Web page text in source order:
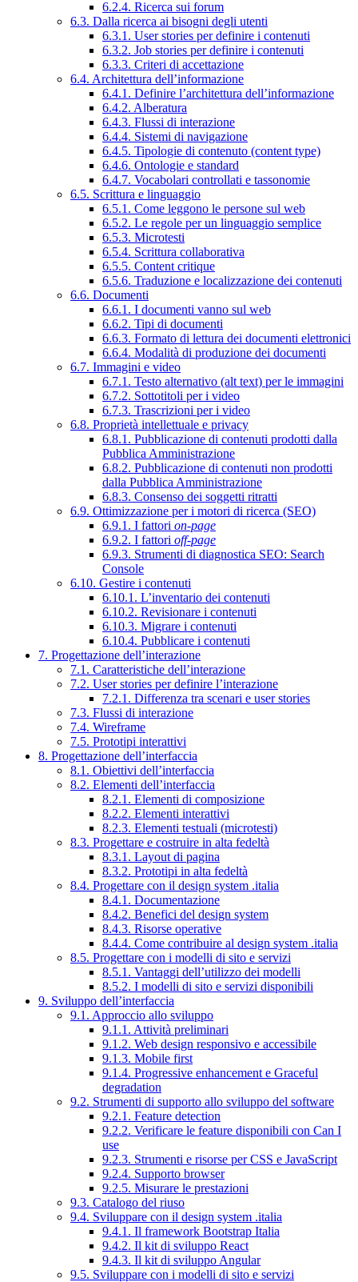
6.2.4. Ricerca sui forum
6.3. Dalla ricerca ai bisogni degli utenti
6.3.1. User stories per definire i contenuti
6.3.2. Job stories per definire i contenuti
6.3.3. Criteri di accettazione
6.4. Architettura dell’informazione
6.4.1. Definire l’architettura dell’informazione
6.4.2. Alberatura
6.4.3. Flussi di interazione
6.4.4. Sistemi di navigazione
6.4.5. Tipologie di contenuto (content type)
6.4.6. Ontologie e standard
6.4.7. Vocabolari controllati e tassonomie
6.5. Scrittura e linguaggio
6.5.1. Come leggono le persone sul web
6.5.2. Le regole per un linguaggio semplice
6.5.3. Microtesti
6.5.4. Scrittura collaborativa
6.5.5. Content critique
6.5.6. Traduzione e localizzazione dei contenuti
6.6. Documenti
6.6.1. I documenti vanno sul web
6.6.2. Tipi di documenti
6.6.3. Formato di lettura dei documenti elettronici
6.6.4. Modalità di produzione dei documenti
6.7. Immagini e video
6.7.1. Testo alternativo (alt text) per le immagini
6.7.2. Sottotitoli per i video
6.7.3. Trascrizioni per i video
6.8. Proprietà intellettuale e privacy
6.8.1. Pubblicazione di contenuti prodotti dalla
Pubblica Amministrazione
6.8.2. Pubblicazione di contenuti non prodotti
dalla Pubblica Amministrazione
6.8.3. Consenso dei soggetti ritratti
6.9. Ottimizzazione per i motori di ricerca (SEO)
6.9.1. I fattori on-page
6.9.2. I fattori off-page
6.9.3. Strumenti di diagnostica SEO: Search
Console
6.10. Gestire i contenuti
6.10.1. L’inventario dei contenuti
6.10.2. Revisionare i contenuti
6.10.3. Migrare i contenuti
6.10.4. Pubblicare i contenuti
7. Progettazione dell’interazione
7.1. Caratteristiche dell’interazione
7.2. User stories per definire l’interazione
7.2.1. Differenza tra scenari e user stories
7.3. Flussi di interazione
7.4. Wireframe
7.5. Prototipi interattivi
8. Progettazione dell’interfaccia
8.1. Obiettivi dell’interfaccia
8.2. Elementi dell’interfaccia
8.2.1. Elementi di composizione
8.2.2. Elementi interattivi
8.2.3. Elementi testuali (microtesti)
8.3. Progettare e costruire in alta fedeltà
8.3.1. Layout di pagina
8.3.2. Prototipi in alta fedeltà
8.4. Progettare con il design system .italia
8.4.1. Documentazione
8.4.2. Benefici del design system
8.4.3. Risorse operative
8.4.4. Come contribuire al design system .italia
8.5. Progettare con i modelli di sito e servizi
8.5.1. Vantaggi dell’utilizzo dei modelli
8.5.2. I modelli di sito e servizi disponibili
9. Sviluppo dell’interfaccia
9.1. Approccio allo sviluppo
9.1.1. Attività preliminari
9.1.2. Web design responsivo e accessibile
9.1.3. Mobile first
9.1.4. Progressive enhancement e Graceful
degradation
9.2. Strumenti di supporto allo sviluppo del software
9.2.1. Feature detection
9.2.2. Verificare le feature disponibili con Can I
use
9.2.3. Strumenti e risorse per CSS e JavaScript
9.2.4. Supporto browser
9.2.5. Misurare le prestazioni
9.3. Catalogo del riuso
9.4. Sviluppare con il design system .italia
9.4.1. Il framework Bootstrap Italia
9.4.2. Il kit di sviluppo React
9.4.3. Il kit di sviluppo Angular
9.5. Sviluppare con i modelli di sito e servizi